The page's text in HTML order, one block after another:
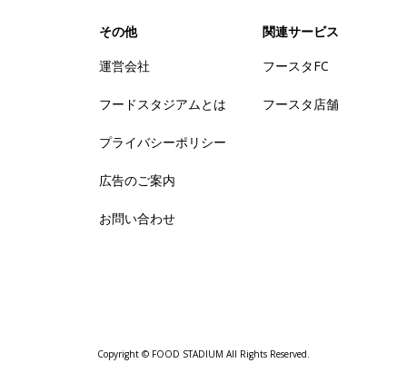
その他
運営会社
フードスタジアムとは
プライバシーポリシー
広告のご案内
お問い合わせ
関連サービス
フースタFC
フースタ店舗
Copyright © FOOD STADIUM All Rights Reserved.